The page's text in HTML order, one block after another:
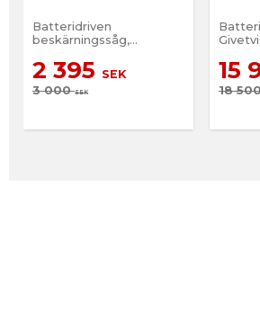
Batteridriven
beskärningssåg,
2 395 SEK
3 000SEK
15
18